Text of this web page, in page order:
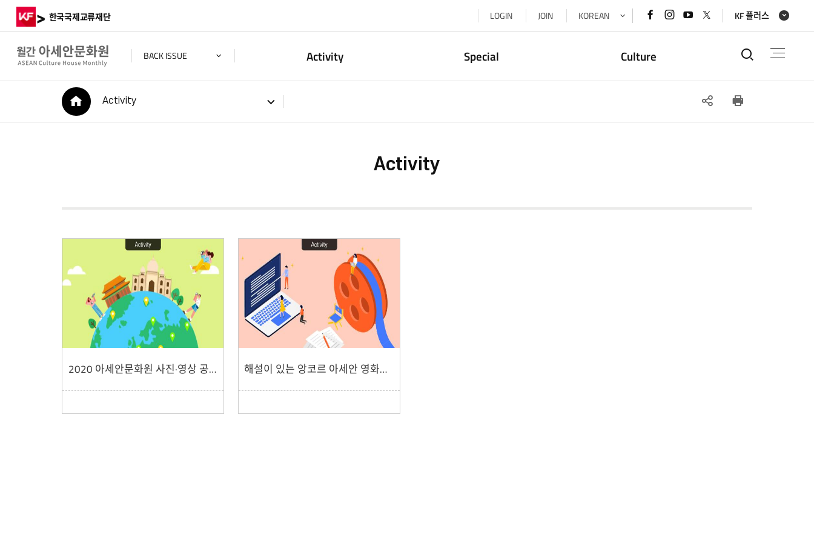
> 한국국제교류재단
BACK ISSUE
LOGIN JOIN KOREAN 페이스북
바로가기
인스타그램
바로가기
유튜브
바로가기
x(트위터)
바로가기
KF 플러스
Activity Special Culture 통합검
HOME
Activity SNS
Activity
2020 아세안문화원 사진·영상 공모전 해설이 있는 앙코르 아세안 영화주간